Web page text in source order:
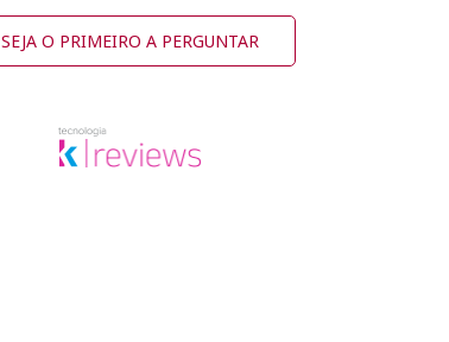
SEJA O PRIMEIRO A PERGUNTAR